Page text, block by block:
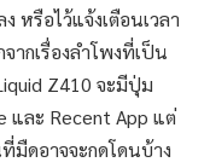
หรือไว้แจ้งเตือนเวลา
ากเรื่องลำโพงที่เป็น
Z410 จะมีปุ่ม
และ Recent App แต่
มืดอาจจะกดโดนบ้าง